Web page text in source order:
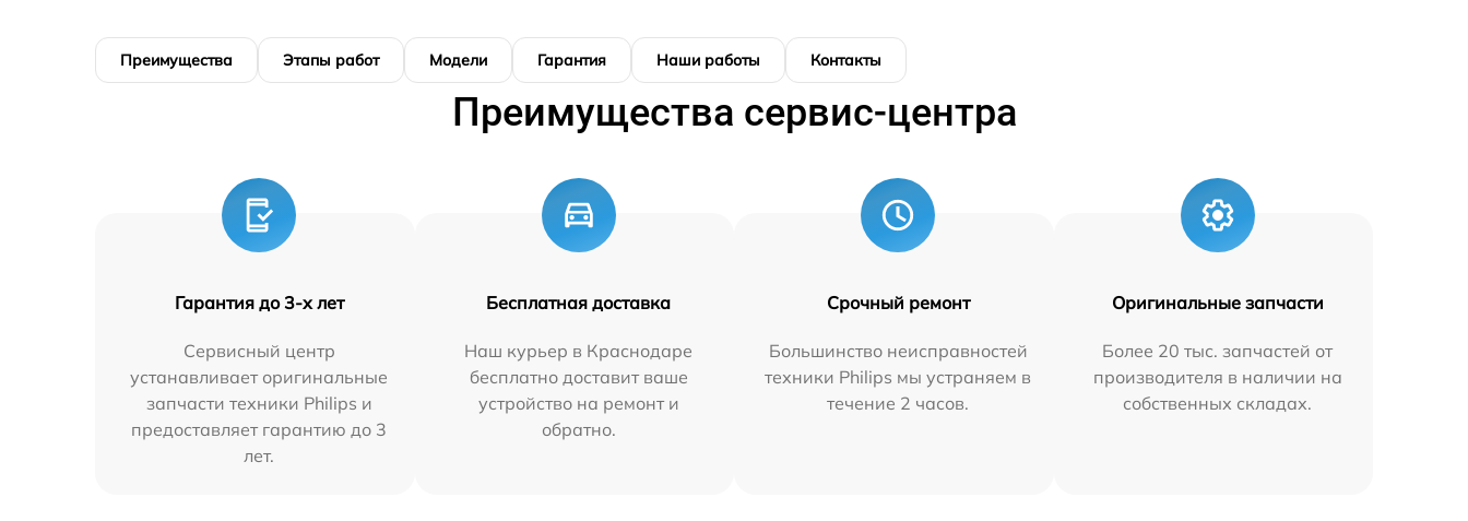
Преимущества Этапы работ Модели Гарантия Наши работы Контакты
Преимущества сервис-центра
Гарантия до 3-х лет
Сервисный центр
устанавливает оригинальные
запчасти техники Philips и
предоставляет гарантию до 3
лет.
Бесплатная доставка
Наш курьер в Краснодаре
бесплатно доставит ваше
устройство на ремонт и
обратно.
Срочный ремонт
Большинство неисправностей
техники Philips мы устраняем в
течение 2 часов.
Оригинальные запчасти
Более 20 тыс. запчастей от
производителя в наличии на
собственных складах.